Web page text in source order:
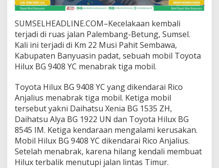
t
a
m
H
i
l
u
x
a
l
u
r
P
a
l
e
SUMSELHEADLINE.COM–Kecelakaan kembali
terjadi di ruas jalan Palembang-Betung, Sumsel.
Kali ini terjadi di Km 22 Musi Pahit Sembawa,
Kabupaten Banyuasin padat, sebuah mobil Toyota
Hilux BG 9408 YC menabrak tiga mobil.
Toyota Hilux BG 9408 YC yang dikendarai Rico
Anjalius menabrak tiga mobil. Ketiga mobil
tersebut yakni Daihatsu Xenia BG 1535 ZH,
Daihatsu Alya BG 1922 UN dan Toyota Hilux BG
8545 IM. Ketiga kendaraan mengalami kerusakan.
Mobil Hilux BG 9408 YC dikendarai Rico Anjalius.
Setelah menabrak, karena hilang kendali membuat
Hilux terbalik menutupi jalan lintas Timur.